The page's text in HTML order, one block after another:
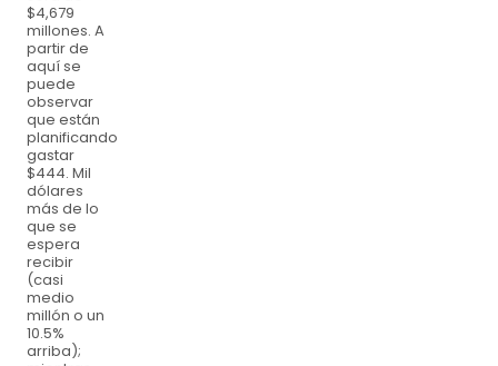
$4,679
millones. A
partir de
aquí se
puede
observar
que están
planificando
gastar
$444. Mil
dólares
más de lo
que se
espera
recibir
(casi
medio
millón o un
10.5%
arriba);